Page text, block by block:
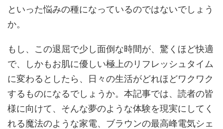
といった悩みの種になっているのではないでしょう
か。
もし、この退屈で少し面倒な時間が、驚くほど快適
で、しかもお肌に優しい極上のリフレッシュタイム
に変わるとしたら、日々の生活がどれほどワクワク
するものになるでしょうか。本記事では、読者の皆
様に向けて、そんな夢のような体験を現実にしてく
れる魔法のような家電、ブラウンの最高峰電気シェ